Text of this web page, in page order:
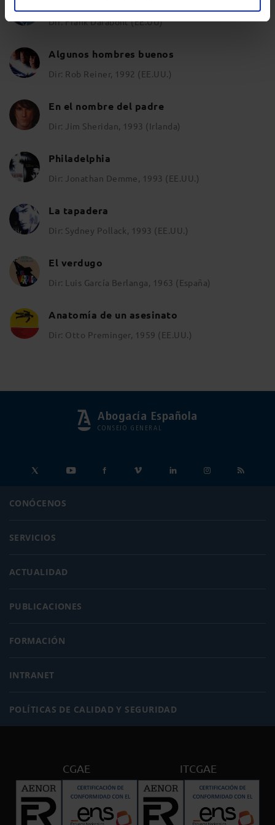
Dir: Frank Darabont (EE.UU)
Algunos hombres buenos
Dir: Rob Reiner, 1992 (EE.UU.)
En el nombre del padre
Dir: Jim Sheridan, 1993 (Irlanda)
Philadelphia
Dir: Jonathan Demme, 1993 (EE.UU.)
La tapadera
Dir: Sydney Pollack, 1993 (EE.UU.)
El verdugo
Dir: Luis García Berlanga, 1963 (España)
Anatomía de un asesinato
Dir: Otto Preminger, 1959 (EE.UU.)
Abogacía Española
CONSEJO GENERAL
CONÓCENOS
SERVICIOS
ACTUALIDAD
PUBLICACIONES
FORMACIÓN
INTRANET
POLÍTICAS DE CALIDAD Y SEGURIDAD
CGAE ITCGAE